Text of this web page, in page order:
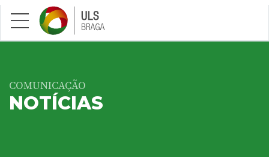
Saltar para conteúdo principal
COMUNICAÇÃO
NOTÍCIAS